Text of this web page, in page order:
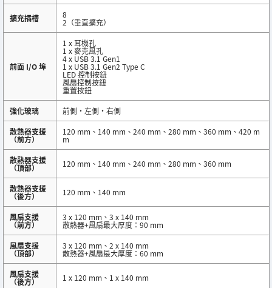
擴充插槽 8
2（垂直擴充）
前面 I/O 埠
1 x 耳機孔
1 x 麥克風孔
4 x USB 3.1 Gen1
1 x USB 3.1 Gen2 Type C
LED 控制按鈕
風扇控制按鈕
重置按鈕
強化玻璃
前側・左側・右側
散熱器支援
（前方）
120 mm、140 mm、240 mm、280 mm、360 mm、420 m
m
散熱器支援
（頂部） 120 mm、140 mm、240 mm、280 mm、360 mm
散熱器支援
（後方） 120 mm、140 mm
風扇支援
（前方）
3 x 120 mm、3 x 140 mm
散熱器+風扇最大厚度：90 mm
風扇支援
（頂部）
3 x 120 mm、2 x 140 mm
散熱器+風扇最大厚度：60 mm
風扇支援
（後方） 1 x 120 mm、1 x 140 mm